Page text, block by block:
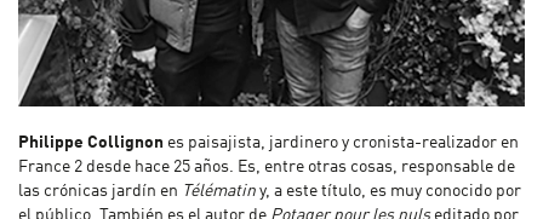
Philippe Collignon es paisajista, jardinero y cronista-realizador en
France 2 desde hace 25 años. Es, entre otras cosas, responsable de
las crónicas jardín en Télématin y, a este título, es muy conocido por
el público. También es el autor de Potager pour les nulseditado por